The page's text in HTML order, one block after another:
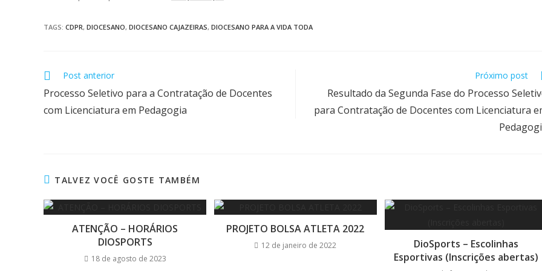
TAGS: CDPR, DIOCESANO, DIOCESANO CAJAZEIRAS, DIOCESANO PARA A VIDA TODA
Post anterior
Processo Seletivo para a Contratação de Docentes
com Licenciatura em Pedagogia
Próximo post
Resultado da Segunda Fase do Processo
para Contratação de Docentes com Licenciatura
TALVEZ VOCÊ GOSTE TAMBÉM
ATENÇÃO – HORÁRIOS
DIOSPORTS
18 de agosto de 2023
PROJETO BOLSA ATLETA 2022
12 de janeiro de 2022
DioSports – Escolinhas
Esportivas (Inscrições abertas)